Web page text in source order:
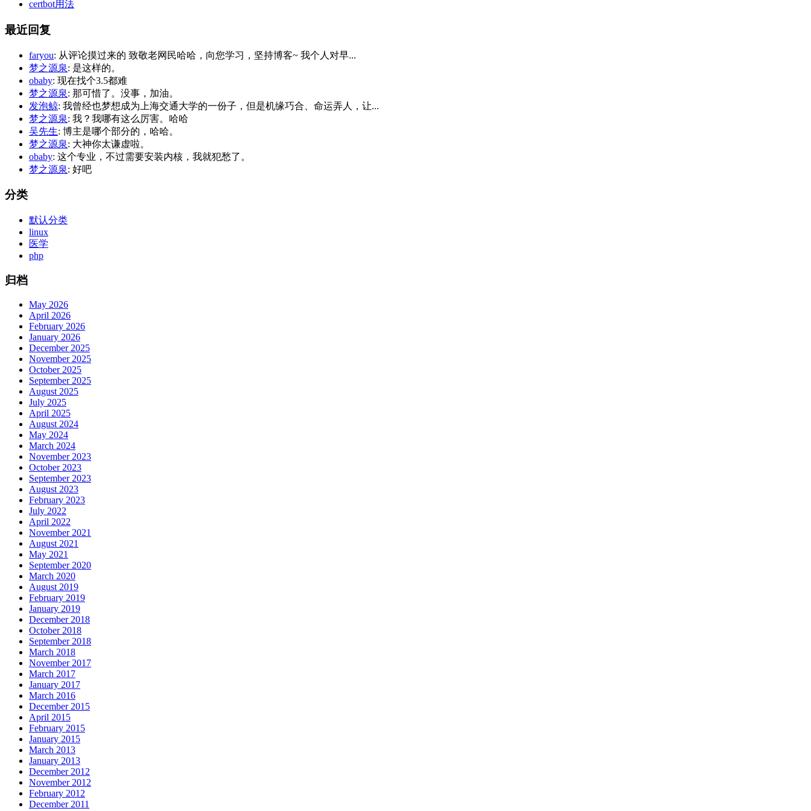
certbot用法
最近回复
faryou: 从评论摸过来的 致敬老网民哈哈，向您学习，坚持博客~ 我个人对早...
梦之源泉: 是这样的。
obaby: 现在找个3.5都难
梦之源泉: 那可惜了。没事，加油。
发泡鲸: 我曾经也梦想成为上海交通大学的一份子，但是机缘巧合、命运弄人，让...
梦之源泉: 我？我哪有这么厉害。哈哈
吴先生: 博主是哪个部分的，哈哈。
梦之源泉: 大神你太谦虚啦。
obaby: 这个专业，不过需要安装内核，我就犯愁了。
梦之源泉: 好吧
分类
默认分类
linux
医学
php
归档
May 2026
April 2026
February 2026
January 2026
December 2025
November 2025
October 2025
September 2025
August 2025
July 2025
April 2025
August 2024
May 2024
March 2024
November 2023
October 2023
September 2023
August 2023
February 2023
July 2022
April 2022
November 2021
August 2021
May 2021
September 2020
March 2020
August 2019
February 2019
January 2019
December 2018
October 2018
September 2018
March 2018
November 2017
March 2017
January 2017
March 2016
December 2015
April 2015
February 2015
January 2015
March 2013
January 2013
December 2012
November 2012
February 2012
December 2011